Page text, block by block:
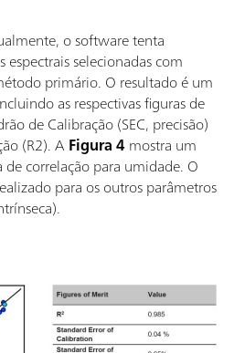
o software tenta
espectrais selecionadas com
primário. O resultado é um
as respectivas figuras de
de Calibração (SEC, precisão)
(R2). AFigura 4mostra um
correlação para umidade. O
para os outros parâmetros